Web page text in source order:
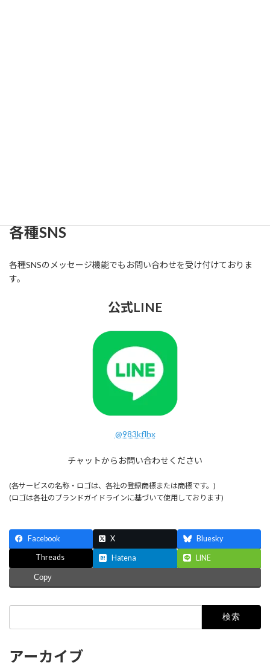
各種SNS
各種SNSのメッセージ機能でもお問い合わせを受け付けておりま
す。
公式LINE
@983kflhx
チャットからお問い合わせください
(各サービスの名称・ロゴは、各社の登録商標または商標です。)
(ロゴは各社のブランドガイドラインに基づいて使用しております)
Facebook X Bluesky
Threads Hatena LINE
Copy
アーカイブ